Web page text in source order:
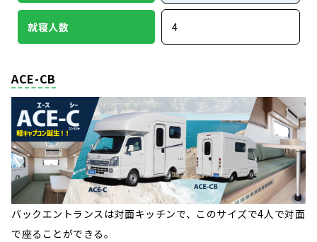
就寝人数 4
ACE-CB
バックエントランスは対面キッチンで、このサイズで4人で対面
で座ることができる。